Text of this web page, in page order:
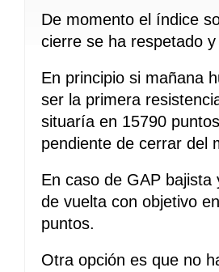
De momento el índice
cierre se ha respetado
En principio si mañana
ser la primera
situaría en 15790
pendiente de cerrar del
En caso de GAP
de vuelta con objetivo
puntos.
Otra opción es que no